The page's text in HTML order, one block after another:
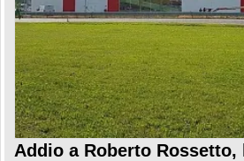
Addio a Roberto Rossetto,